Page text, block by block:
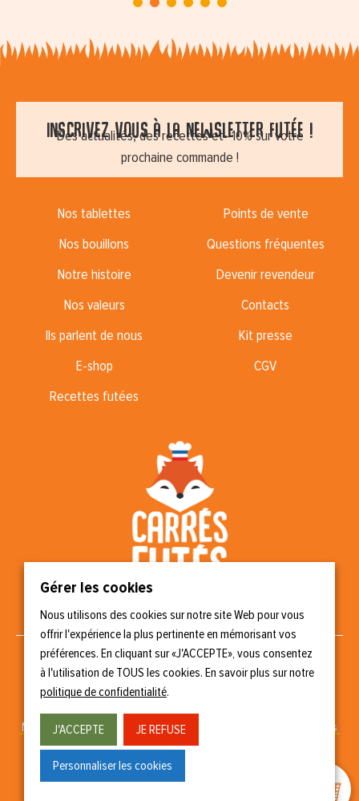
3 4 5 6
Inscrivez vous à la newsletter futée !
Des actualités, des recettes et -10% sur votre
prochaine commande !
Nos tablettes
Nos bouillons
Notre histoire
Nos valeurs
Ils parlent de nous
E-shop
Recettes futées
Points de vente
Questions fréquentes
Devenir revendeur
Contacts
Kit presse
CGV
Nous suivre
Mentions légales – Politique de confidentialité Gérer les cookies
Conception & réalisation
Gérer les cookies
Nous utilisons des cookies sur notre site Web pour vous
offrir l'expérience la plus pertinente en mémorisant vos
préférences. En cliquant sur «J'ACCEPTE», vous consentez
à l'utilisation de TOUS les cookies. En savoir plus sur notre
politique de confidentialité.
J'ACCEPTE JE REFUSE
Personnaliser les cookies